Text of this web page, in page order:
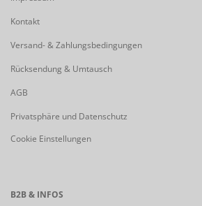
Kontakt
Versand- & Zahlungsbedingungen
Rücksendung & Umtausch
AGB
Privatsphäre und Datenschutz
Cookie Einstellungen
B2B & INFOS